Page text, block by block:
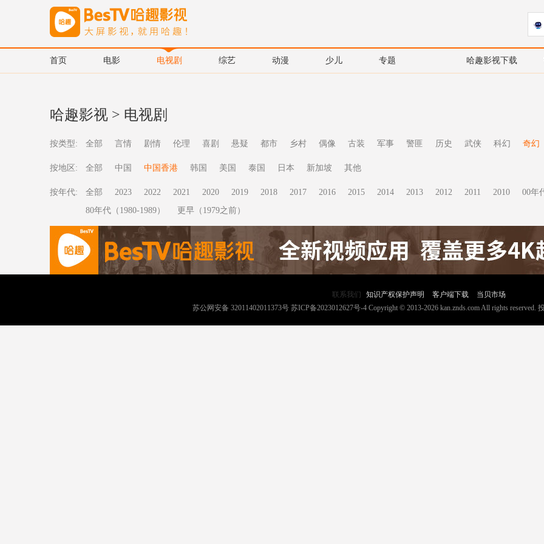
首页 电影 电视剧 综艺 动漫 少儿 专题 哈趣影视下载
哈趣影视 > 电视剧
按类型: 全部 言情 剧情 伦理 喜剧 悬疑 都市 乡村 偶像 古装 军事 警匪 历史 武侠 科幻 奇幻
按地区: 全部 中国 中国香港 韩国 美国 泰国 日本 新加坡 其他
按年代: 全部 2023 2022 2021 2020 2019 2018 2017 2016 2015 2014 2013 2012 2011 2010 00年
80年代（1980-1989）
更早（1979之前）
联系我们 知识产权保护声明 客户端下载
当贝市场
苏公网安备 32011402011373号 苏ICP备2023012627号-4Copyright © 2013-2026 kan.znds.com All rights reserved.